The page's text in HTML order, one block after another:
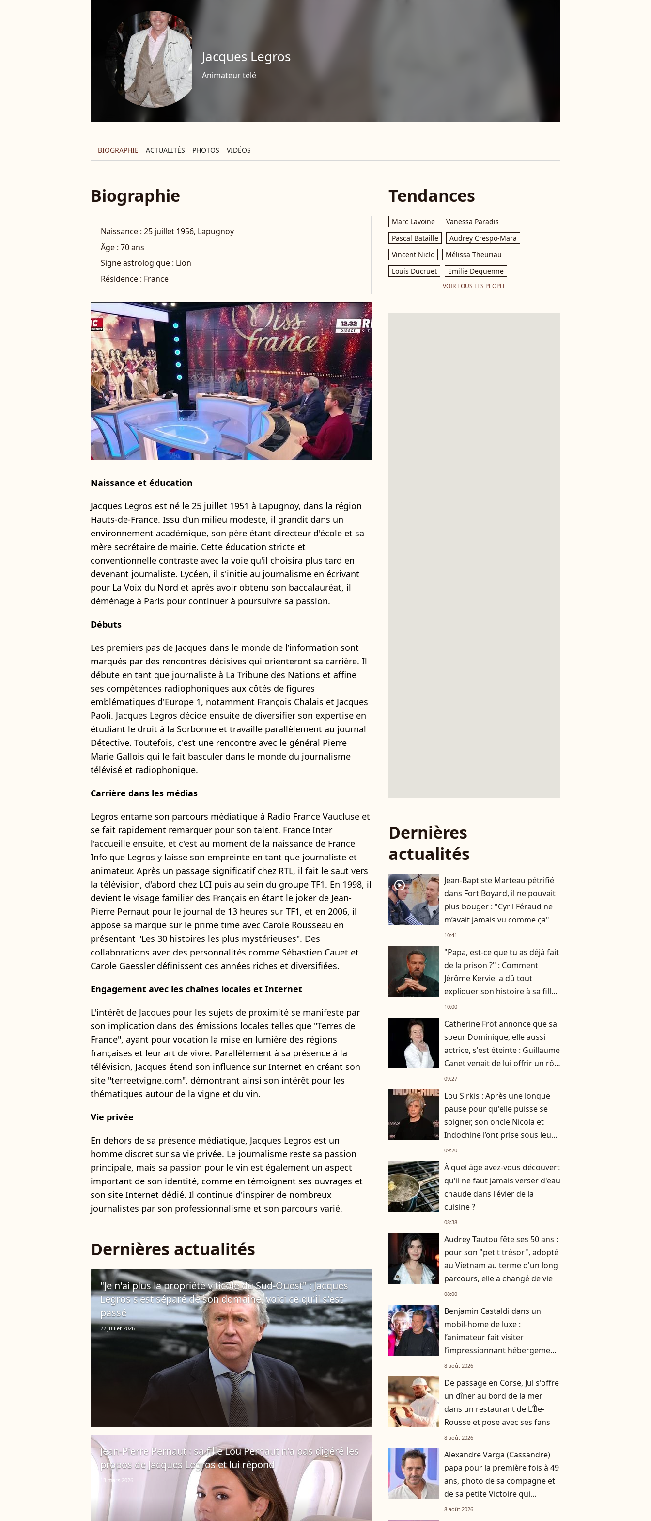
Jacques Legros
Animateur télé
BIOGRAPHIE ACTUALITÉS PHOTOS VIDÉOS
Biographie
Naissance :25 juillet 1956, Lapugnoy
Âge :70 ans
Signe astrologique : Lion
Résidence : France
Naissance et éducation
Jacques Legros est né le 25 juillet 1951 à Lapugnoy, dans la région
Hauts-de-France. Issu d’un milieu modeste, il grandit dans un
environnement académique, son père étant directeur d'école et sa
mère secrétaire de mairie. Cette éducation stricte et
conventionnelle contraste avec la voie qu'il choisira plus tard en
devenant journaliste. Lycéen, il s'initie au journalisme en écrivant
pour La Voix du Nord et après avoir obtenu son baccalauréat, il
déménage à Paris pour continuer à poursuivre sa passion.
Débuts
Les premiers pas de Jacques dans le monde de l’information sont
marqués par des rencontres décisives qui orienteront sa carrière. Il
débute en tant que journaliste à La Tribune des Nations et affine
ses compétences radiophoniques aux côtés de figures
emblématiques d'Europe 1, notamment François Chalais et Jacques
Paoli. Jacques Legros décide ensuite de diversifier son expertise en
étudiant le droit à la Sorbonne et travaille parallèlement au journal
Détective. Toutefois, c'est une rencontre avec le général Pierre
Marie Gallois qui le fait basculer dans le monde du journalisme
télévisé et radiophonique.
Carrière dans les médias
Legros entame son parcours médiatique à Radio France Vaucluse et
se fait rapidement remarquer pour son talent. France Inter
l'accueille ensuite, et c'est au moment de la naissance de France
Info que Legros y laisse son empreinte en tant que journaliste et
animateur. Après un passage significatif chez RTL, il fait le saut vers
la télévision, d'abord chez LCI puis au sein du groupe TF1. En 1998, il
devient le visage familier des Français en étant le joker de Jean-
Pierre Pernaut pour le journal de 13 heures sur TF1, et en 2006, il
appose sa marque sur le prime time avec Carole Rousseau en
présentant "Les 30 histoires les plus mystérieuses". Des
collaborations avec des personnalités comme Sébastien Cauet et
Carole Gaessler définissent ces années riches et diversifiées.
Engagement avec les chaînes locales et Internet
L'intérêt de Jacques pour les sujets de proximité se manifeste par
son implication dans des émissions locales telles que "Terres de
France", ayant pour vocation la mise en lumière des régions
françaises et leur art de vivre. Parallèlement à sa présence à la
télévision, Jacques étend son influence sur Internet en créant son
site "terreetvigne.com", démontrant ainsi son intérêt pour les
thématiques autour de la vigne et du vin.
Vie privée
En dehors de sa présence médiatique, Jacques Legros est un
homme discret sur sa vie privée. Le journalisme reste sa passion
principale, mais sa passion pour le vin est également un aspect
important de son identité, comme en témoignent ses ouvrages et
son site Internet dédié. Il continue d'inspirer de nombreux
journalistes par son professionnalisme et son parcours varié.
Dernières actualités
"Je n'ai plus la propriété viticole du Sud-Ouest" : Jacques
Legros s'est séparé de son domaine, voici ce qu'il s'est
passé
22 juillet 2026
Jean-Pierre Pernaut : sa fille Lou Pernaut n'a pas digéré les
propos de Jacques Legros et lui répond
13 mars 2026
Tendances
Marc Lavoine
Vanessa Paradis
Pascal Bataille
Audrey Crespo-Mara
Vincent Niclo
Mélissa Theuriau
Louis Ducruet
Emilie Dequenne
VOIR TOUS LES PEOPLE
Dernières
actualités
player2
Jean-Baptiste Marteau pétrifié
dans Fort Boyard, il ne pouvait
plus bouger : "Cyril Féraud ne
m’avait jamais vu comme ça"
10:41
"Papa, est-ce que tu as déjà fait
de la prison ?" : Comment
Jérôme Kerviel a dû tout
expliquer son histoire à sa fille
de 7 ans
10:00
Catherine Frot annonce que sa
soeur Dominique, elle aussi
actrice, s'est éteinte : Guillaume
Canet venait de lui offrir un rôle
dans son film avec Marion
09:27
Lou Sirkis : Après une longue
pause pour qu'elle puisse se
soigner, son oncle Nicola et
Indochine l’ont prise sous leur
aile
09:20
À quel âge avez-vous découvert
qu'il ne faut jamais verser d'eau
chaude dans l'évier de la
cuisine ?
08:38
Audrey Tautou fête ses 50 ans :
pour son "petit trésor", adopté
au Vietnam au terme d'un long
parcours, elle a changé de vie
08:00
Benjamin Castaldi dans un
mobil-home de luxe :
l’animateur fait visiter
l’impressionnant hébergement
dans lequel il séjourne
8 août 2026
De passage en Corse, Jul s'offre
un dîner au bord de la mer
dans un restaurant de L'Île-
Rousse et pose avec ses fans
8 août 2026
Alexandre Varga (Cassandre)
papa pour la première fois à 49
ans, photo de sa compagne et
de sa petite Victoire qui
commence à faire ses nuits
8 août 2026